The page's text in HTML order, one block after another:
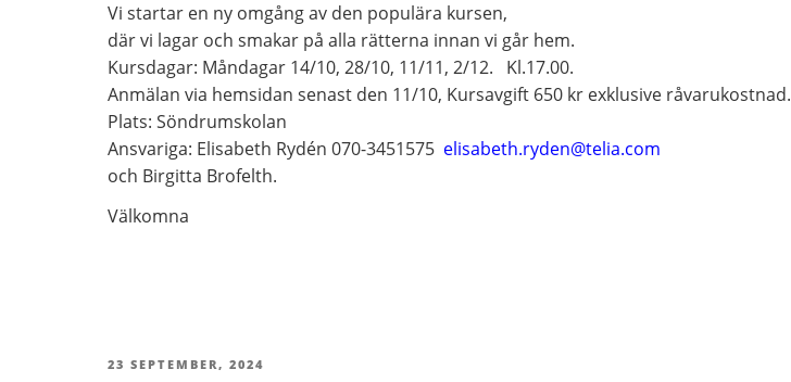
Vi startar en ny omgång av den populära kursen,
där vi lagar och smakar på alla rätterna innan vi går hem.
Kursdagar: Måndagar 14/10, 28/10, 11/11, 2/12. Kl.17.00.
Anmälan via hemsidan senast den 11/10, Kursavgift 650 kr exklusive råvarukostnad.
Plats: Söndrumskolan
Ansvariga: Elisabeth Rydén 070-3451575 elisabeth.ryden@telia.com
och Birgitta Brofelth.
Välkomna
PUBLICERAT
23 SEPTEMBER, 2024